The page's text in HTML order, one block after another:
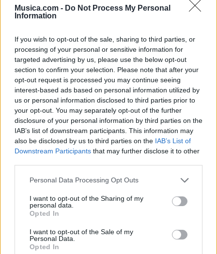
Musica.com - Do Not Process My Personal
Information
If you wish to opt-out of the sale, sharing to third parties, or
processing of your personal or sensitive information for
targeted advertising by us, please use the below opt-out
section to confirm your selection. Please note that after your
opt-out request is processed you may continue seeing
interest-based ads based on personal information utilized by
us or personal information disclosed to third parties prior to
your opt-out. You may separately opt-out of the further
disclosure of your personal information by third parties on the
IAB’s list of downstream participants. This information may
also be disclosed by us to third parties on the IAB’s List of
Downstream Participants that may further disclose it to other
Personal Data Processing Opt Outs
I want to opt-out of the Sharing of my
personal data.
Opted In
I want to opt-out of the Sale of my
Personal Data.
Opted In
🪐🚀 Canciones para Ver las Estrellas:
Psicodelia y Space Rock 🎸✨
🌌🚀 Viaje intergaláctico: la mejor selección de
psicodelia, space rock y atmósferas cósmicas para
tus noches de astronomía. 🪐🎸 Desconecta, mira
al firmamento y siente la gravedad cero. 💾 ¡Guarda
esta colección para tu próxima noche estrellada!
✨⭐
Letras Top Artistas Playlists
B C D E F G H K
N O
Z #